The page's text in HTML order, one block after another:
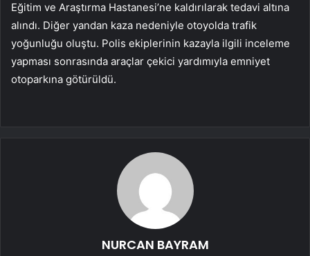
Eğitim ve Araştırma Hastanesi’ne kaldırılarak tedavi altına
alındı. Diğer yandan kaza nedeniyle otoyolda trafik
yoğunluğu oluştu. Polis ekiplerinin kazayla ilgili inceleme
yapması sonrasında araçlar çekici yardımıyla emniyet
otoparkına götürüldü.
NURCAN BAYRAM